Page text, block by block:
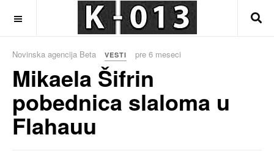
Novinska agencija Beta VESTI pre 6 meseci
Mikaela Šifrin
pobednica slaloma u
Flahauu